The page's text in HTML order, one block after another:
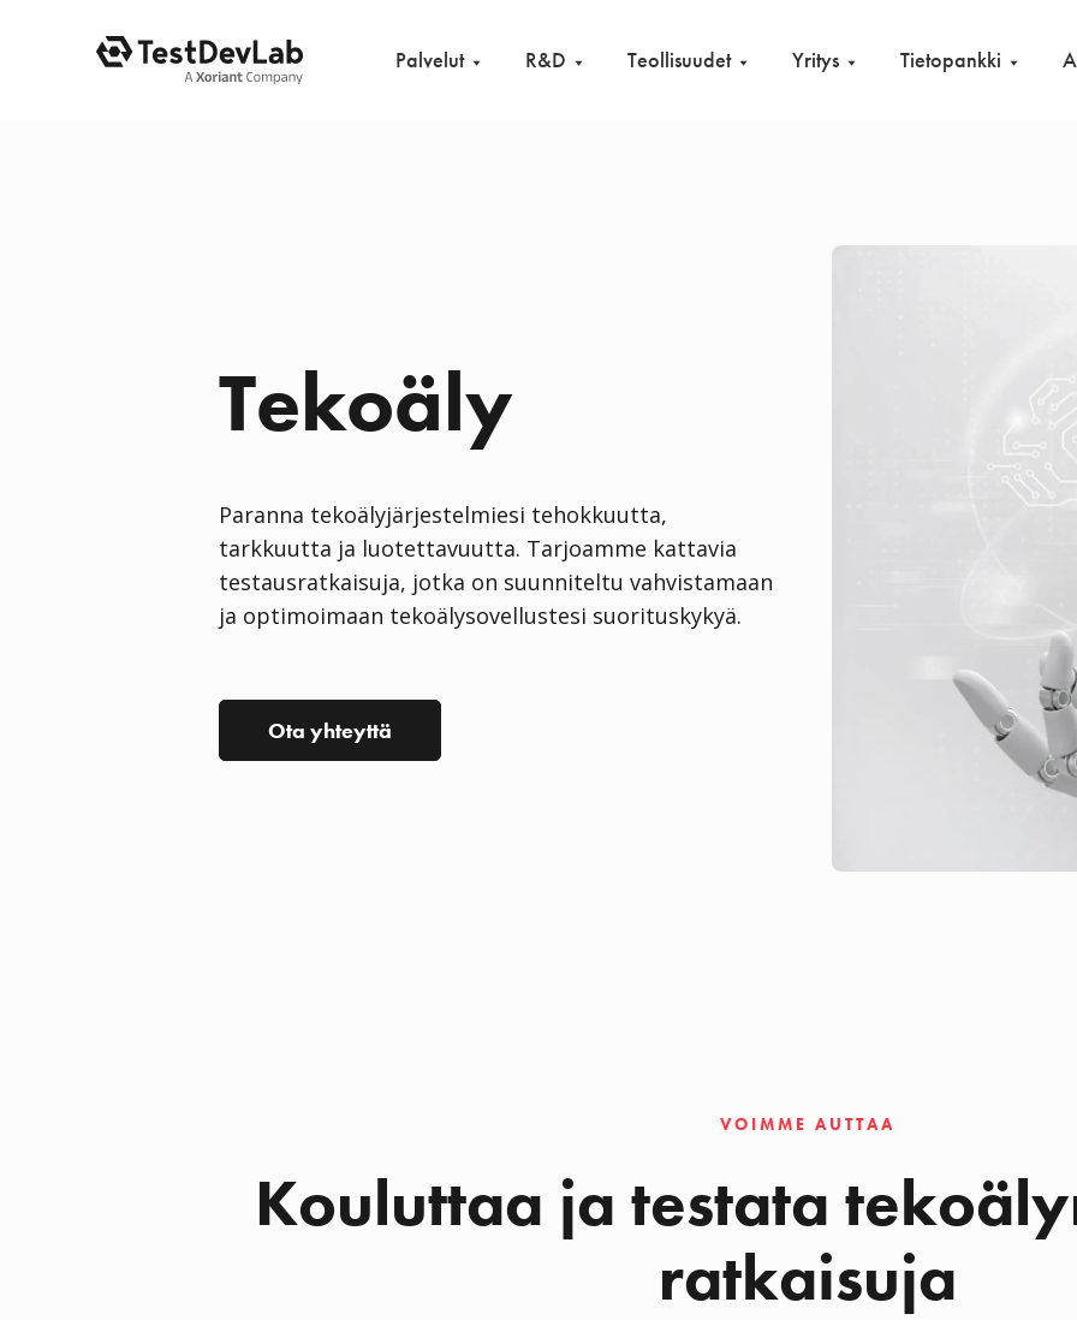
Palvelut R&D Teollisuudet Yritys Tietopankki
Tekoäly
Paranna tekoälyjärjestelmiesi tehokkuutta,
tarkkuutta ja luotettavuutta. Tarjoamme kattavia
testausratkaisuja, jotka on suunniteltu vahvistamaan
ja optimoimaan tekoälysovellustesi suorituskykyä.
Ota yhteyttä
VOIMME AUTTAA
Kouluttaa ja testata
ratkaisuja